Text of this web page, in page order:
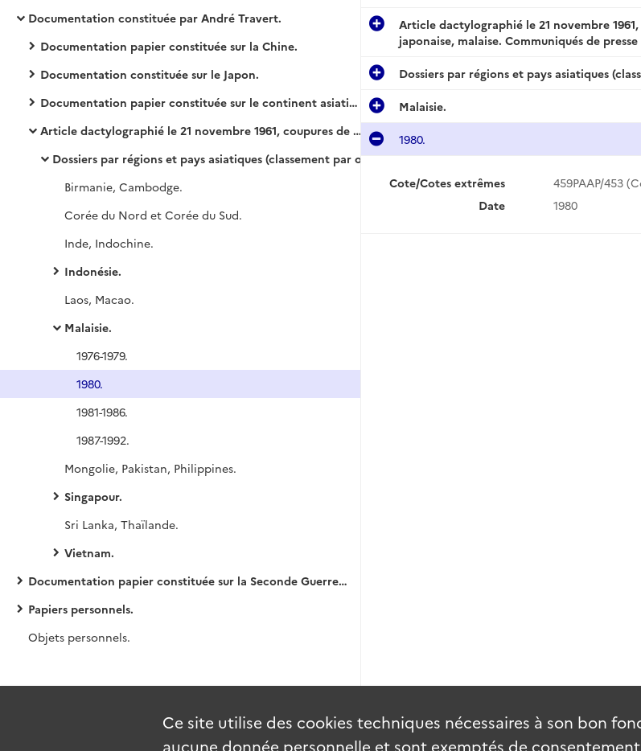
Documentation constituée par André Travert.
Documentation papier constituée sur la Chine.
Documentation constituée sur le Japon.
Documentation papier constituée sur le continent asiatique en général et les pays autres que la Chine et le Japon.
Article dactylographié le 21 novembre 1961, coupures de presse américaine, hongkongaise, indonésienne, française, japonaise, malaise. Communiqués de presse Antara/AFP, carte de l'Asie du Sud-Est.
Dossiers par régions et pays asiatiques (classement par ordre alphabétique des pays).
Birmanie, Cambodge.
Corée du Nord et Corée du Sud.
Inde, Indochine.
Indonésie.
Laos, Macao.
Malaisie.
1976-1979.
1980.
1981-1986.
1987-1992.
Mongolie, Pakistan, Philippines.
Singapour.
Sri Lanka, Thaïlande.
Vietnam.
Documentation papier constituée sur la Seconde Guerre Mondiale et ses suites.
Papiers personnels.
Objets personnels.
Article dactylographié le 21 novembre
japonaise, malaise. Communiqués de
Dossiers par régions et pays asiatiques
Malaisie.
1980.
Cote/Cotes extrêmes
459PAAP/453
Date
1980
Ce site utilise des cookies techniques nécessaires à son bon
aucune donnée personnelle et sont exemptés de